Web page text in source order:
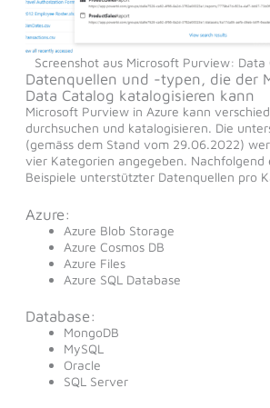
Screenshot aus Microsoft Purview: Data
Datenquellen und -typen, die der
Data Catalog katalogisieren kann
Microsoft Purview in Azure kann
durchsuchen und katalogisieren. Die
(gemäss dem Stand vom 29.06.2022)
vier Kategorien angegeben. Nachfolgend
Beispiele unterstützter Datenquellen pro
Azure:
Azure Blob Storage
Azure Cosmos DB
Azure Files
Azure SQL Database
Database:
MongoDB
MySQL
Oracle
SQL Server